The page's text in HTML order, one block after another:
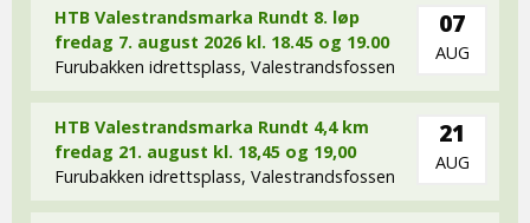
HTB Valestrandsmarka Rundt 8. løp
fredag 7. august 2026 kl. 18.45 og 19.00
Furubakken idrettsplass, Valestrandsfossen
07
AUG
HTB Valestrandsmarka Rundt 4,4 km
fredag 21. august kl. 18,45 og 19,00
Furubakken idrettsplass, Valestrandsfossen
21
AUG